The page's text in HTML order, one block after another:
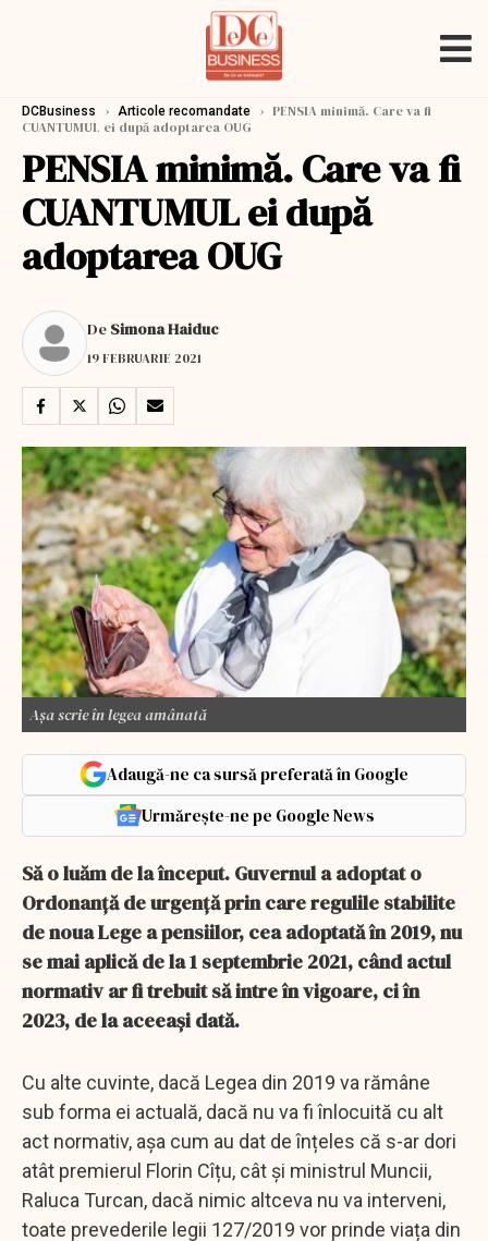
DCBusiness › Articole recomandate › PENSIA minimă. Care va fi
CUANTUMUL ei după adoptarea OUG
PENSIA minimă. Care va fi
CUANTUMUL ei după
adoptarea OUG
De Simona Haiduc
19 FEBRUARIE 2021
Așa scrie în legea amânată
Adaugă-ne ca sursă preferată în Google
Urmărește-ne pe Google News
Să o luăm de la început. Guvernul a adoptat o
Ordonanță de urgență prin care regulile stabilite
de noua Lege a pensiilor, cea adoptată în 2019, nu
se mai aplică de la 1 septembrie 2021, când actul
normativ ar fi trebuit să intre în vigoare, ci în
2023, de la aceeași dată.
Cu alte cuvinte, dacă Legea din 2019 va rămâne
sub forma ei actuală, dacă nu va fi înlocuită cu alt
act normativ, așa cum au dat de înțeles că s-ar dori
atât premierul Florin Cîțu, cât și ministrul Muncii,
Raluca Turcan, dacă nimic altceva nu va interveni,
toate prevederile legii 127/2019 vor prinde viața din